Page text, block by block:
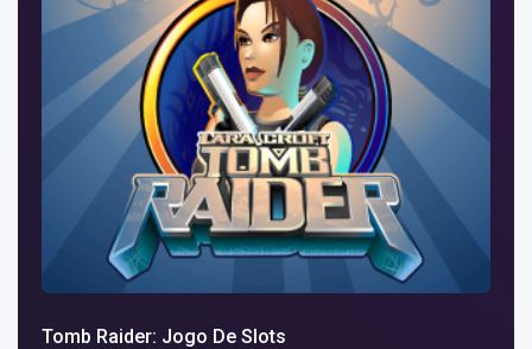
Tomb Raider: Jogo De Slots